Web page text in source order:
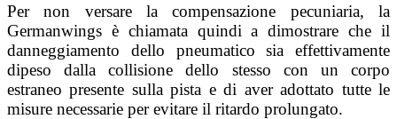
Per non versare la compensazione pecuniaria, la
Germanwings è chiamata quindi a dimostrare che il
danneggiamento dello pneumatico sia effettivamente
dipeso dalla collisione dello stesso con un corpo
estraneo presente sulla pista e di aver adottato tutte le
misure necessarie per evitare il ritardo prolungato.